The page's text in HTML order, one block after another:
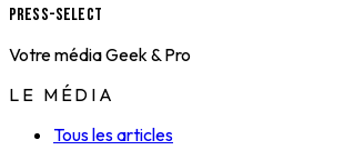
Press-Select
Votre média Geek & Pro
LE MÉDIA
Tous les articles